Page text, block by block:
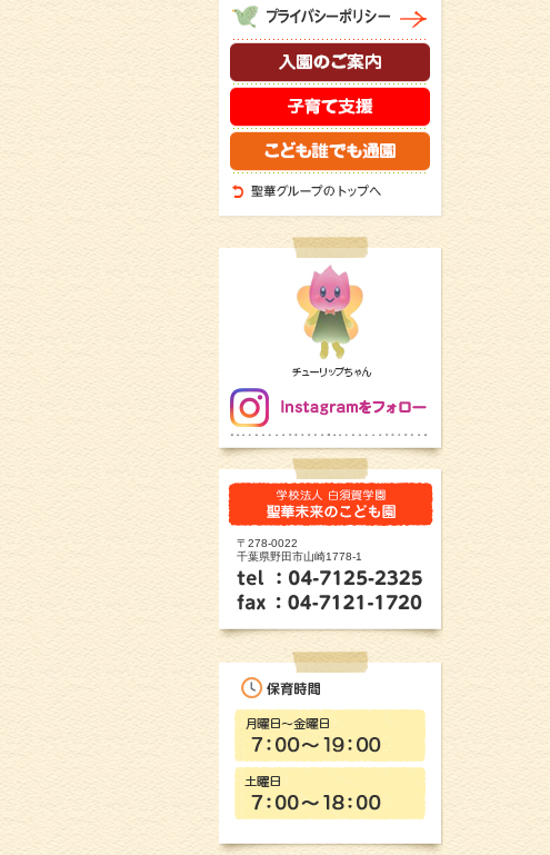
〒278-0022
千葉県野田市山崎1778-1